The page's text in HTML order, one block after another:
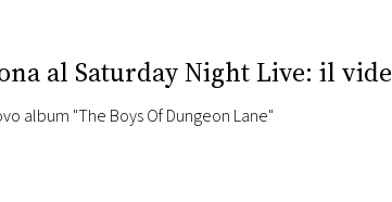
al Saturday Night Live: il
album "The Boys Of Dungeon Lane"